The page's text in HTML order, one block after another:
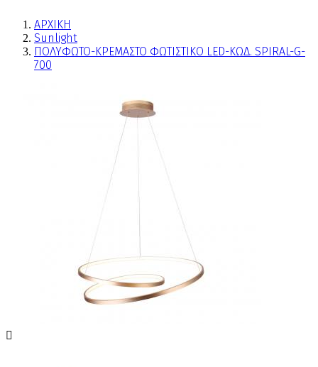
ΑΡΧΙΚΗ
Sunlight
ΠΟΛΥΦΩΤΟ-ΚΡΕΜΑΣΤΟ ΦΩΤΙΣΤΙΚΟ LED-ΚΩΔ. SPIRAL-G-
700
